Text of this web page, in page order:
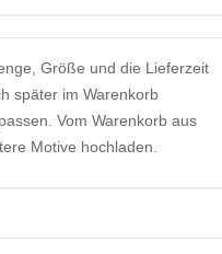
Größe und die Lieferzeit
später im Warenkorb
Vom Warenkorb aus
Motive hochladen.